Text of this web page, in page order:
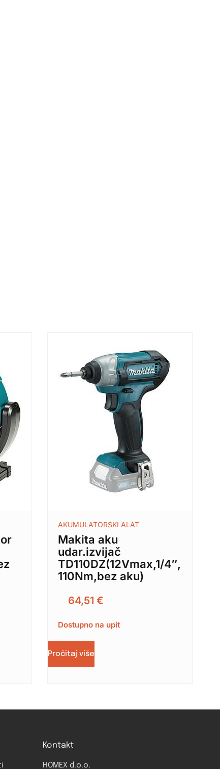
AKUMULATORSKI ALAT
Makita aku
udar.izvijač
TD110DZ(12Vmax,1/4″,
110Nm,bez aku)
64,51 €
Dostupno na upit
Pročitaj više
Kontakt
HOMEX d.o.o.